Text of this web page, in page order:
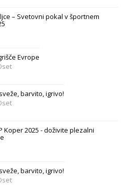
– Svetovni pokal v športnem
Evrope
barvito, igrivo!
Koper 2025 - doživite plezalni
barvito, igrivo!